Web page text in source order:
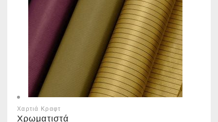
Χαρτιά Κραφτ
Χρωματιστά